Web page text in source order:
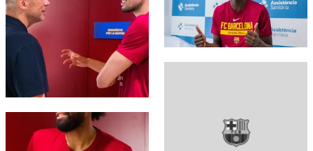
FC Barcelona club badge